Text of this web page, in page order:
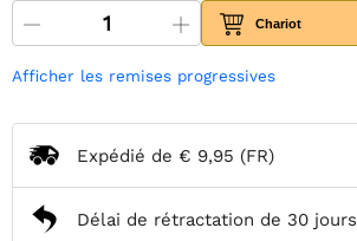
Chariot
Afficher les remises progressives
Expédié de € 9,95 (FR)
Délai de rétractation de 30 jours